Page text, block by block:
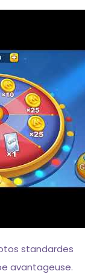
standardes
avantageuse.